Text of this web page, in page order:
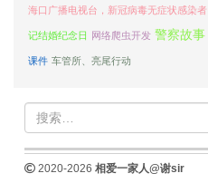
海口广播电视台，新冠病毒无症状感染者
记结婚纪念日 网络爬虫开发 警察故事
课件 车管所、亮尾行动
2020-2026 相爱一家人@谢sir